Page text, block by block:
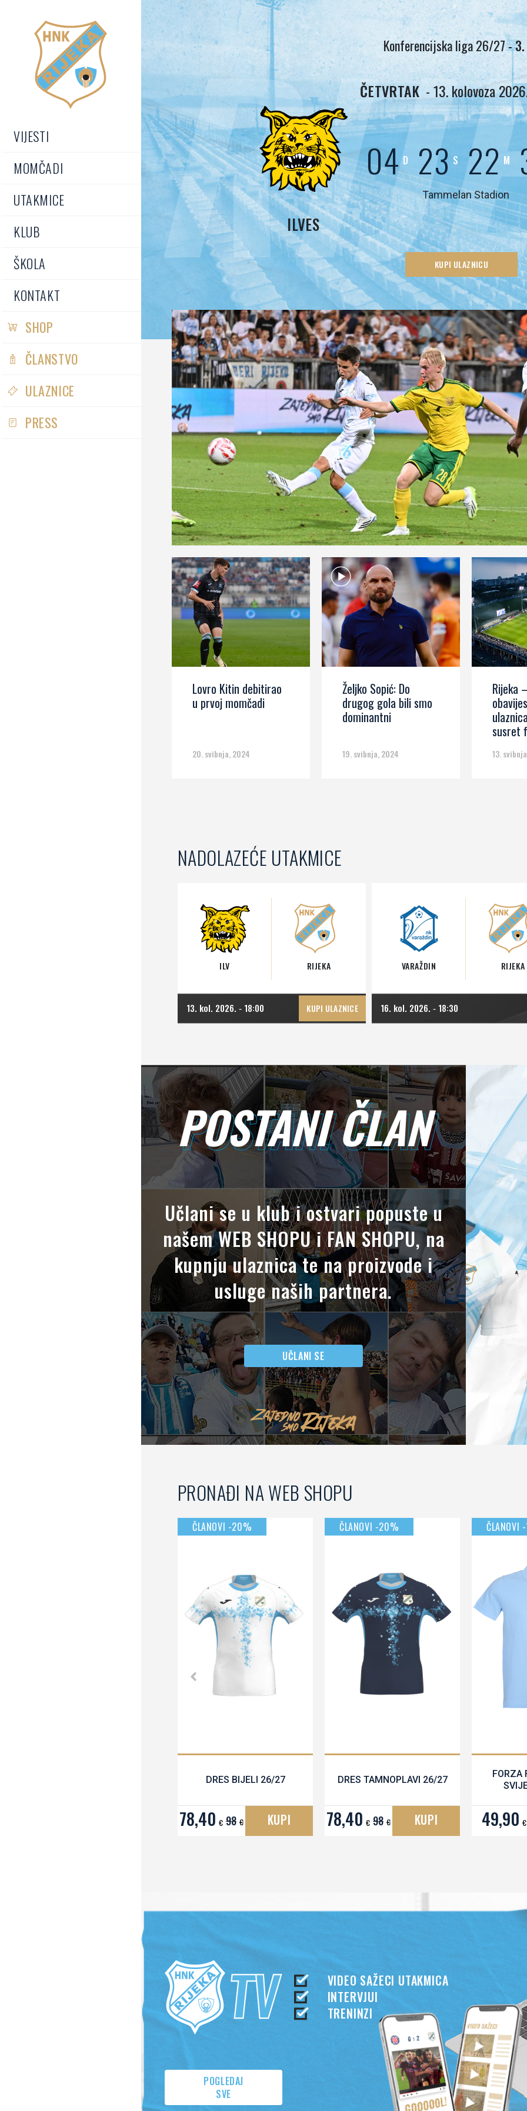
VIJESTI
MOMČADI
UTAKMICE
KLUB
ŠKOLA
KONTAKT
SHOP
ČLANSTVO
ULAZNICE
PRESS
Konferencijska liga 26/27-
ČETVRTAK - 13. kolovoza
ILVES
04 D 23 S 22 M
Tammelan Stadion
KUPI ULAZNICU
Lovro Kitin debitirao
Željko Sopić: Do
drugog gola bili smo
Rijeka
susret
NADOLAZEĆE UTAKMICE
13. kol. 2026.-18:00 KUPI ULAZNICE 16. kol. 2026.-18:30
POSTANI ČLAN
POSTANI ČLAN
Učlani se u klub i ostvari popuste u
našem WEB SHOPU i FAN SHOPU, na
kupnju ulaznica te na proizvode i
usluge naših partnera.
UČLANI SE
PRONAĐI NA WEB SHOPU
78,40 KUPI 78,40 KUPI
FORZA
49,90
POGLEDAJ
VIDEO SAŽECI UTAKMICA
INTERVJUI